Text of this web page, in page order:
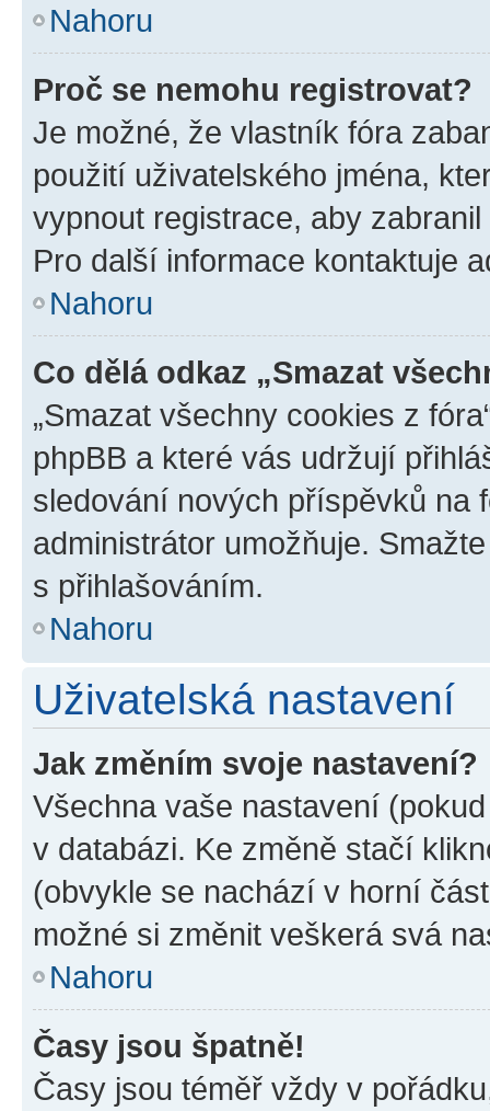
Nahoru
Proč se nemohu registrovat?
Je možné, že vlastník fóra
použití uživatelského jména,
vypnout registrace, aby
Pro další informace kontaktuje
Nahoru
Co dělá odkaz „Smazat
„Smazat všechny cookies z
phpBB a které vás udržují
sledování nových příspěvků na
administrátor umožňuje.
s přihlašováním.
Nahoru
Uživatelská nastavení
Jak změním svoje nastavení?
Všechna vaše nastavení
v databázi. Ke změně stačí
(obvykle se nachází v horní
možné si změnit veškerá svá
Nahoru
Časy jsou špatně!
Časy jsou téměř vždy v